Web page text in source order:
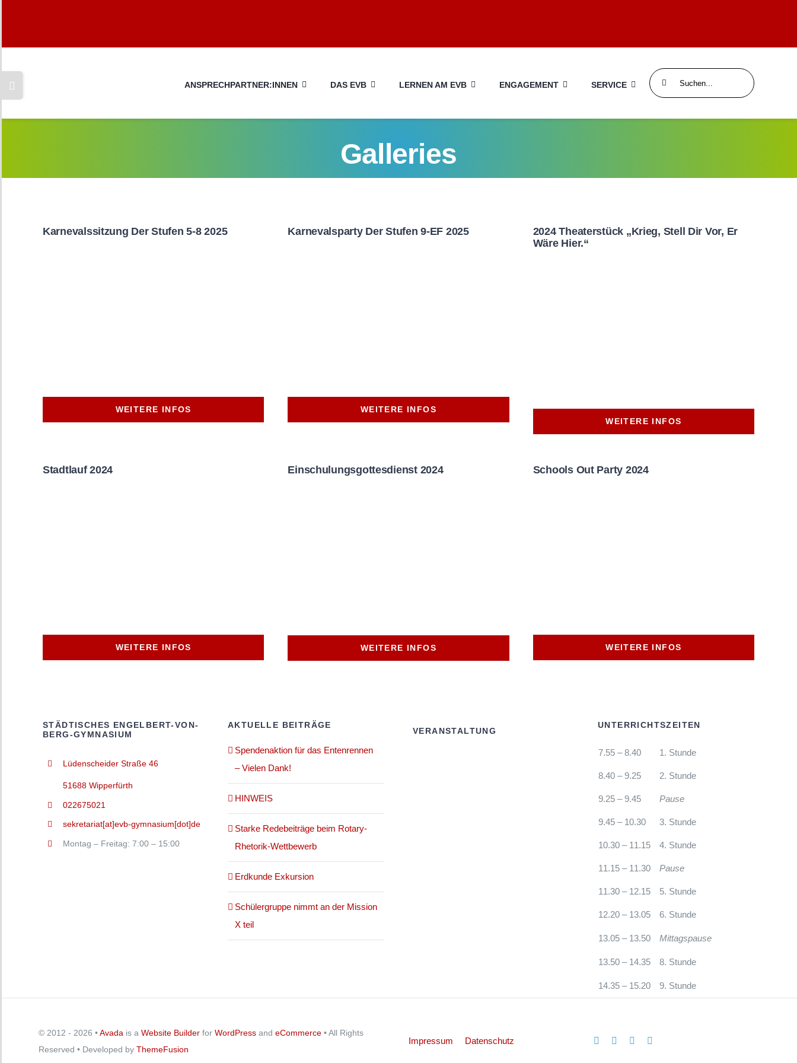
ANSPRECHPARTNER:INNEN DAS EVB LERNEN AM EVB ENGAGEMENT SERVICE
Search
for:
Galleries
Karnevalssitzung Der Stufen 5-8 2025
WEITERE INFOS
Karnevalsparty Der Stufen 9-EF 2025
WEITERE INFOS
2024 Theaterstück „Krieg, Stell Dir Vor, Er
Wäre Hier.“
WEITERE INFOS
Stadtlauf 2024
WEITERE INFOS
Einschulungsgottesdienst 2024
WEITERE INFOS
Schools Out Party 2024
WEITERE INFOS
STÄDTISCHES ENGELBERT-VON-
BERG-GYMNASIUM
Lüdenscheider Straße 46
51688 Wipperfürth
022675021
sekretariat[at]evb-gymnasium[dot]de
Montag – Freitag: 7:00 – 15:00
AKTUELLE BEITRÄGE
Spendenaktion für das Entenrennen
– Vielen Dank!
HINWEIS
Starke Redebeiträge beim Rotary-
Rhetorik-Wettbewerb
Erdkunde Exkursion
Schülergruppe nimmt an der Mission
X teil
VERANSTALTUNG
UNTERRICHTSZEITEN
7.55 – 8.40 1. Stunde
8.40 – 9.25 2. Stunde
9.25 – 9.45 Pause
9.45 – 10.30 3. Stunde
10.30 – 11.15 4. Stunde
11.15 – 11.30 Pause
11.30 – 12.15 5. Stunde
12.20 – 13.05 6. Stunde
13.05 – 13.50 Mittagspause
13.50 – 14.35 8. Stunde
14.35 – 15.20 9. Stunde
© 2012 - 2026 •Avada is a Website Builderfor WordPressand eCommerce• All Rights
Reserved • Developed by ThemeFusion
Impressum Datenschutz
Sliding